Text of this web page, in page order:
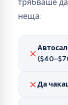
трябваше
неща:
Да